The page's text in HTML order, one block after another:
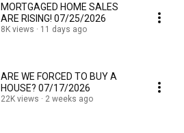
MORTGAGED HOME SALES
ARE RISING! 07/25/2026
8K views 11 days ago
ARE WE FORCED TO BUY A
HOUSE? 07/17/2026
22K views 2 weeks ago